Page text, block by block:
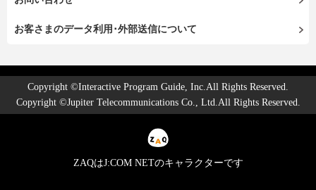
お客さまのデータ利用･外部送信について
Copyright ©Interactive Program Guide, Inc.All Rights Reserved.
Copyright ©Jupiter Telecommunications Co., Ltd.All Rights Reserved.
ZAQはJ:COM NETのキャラクターです